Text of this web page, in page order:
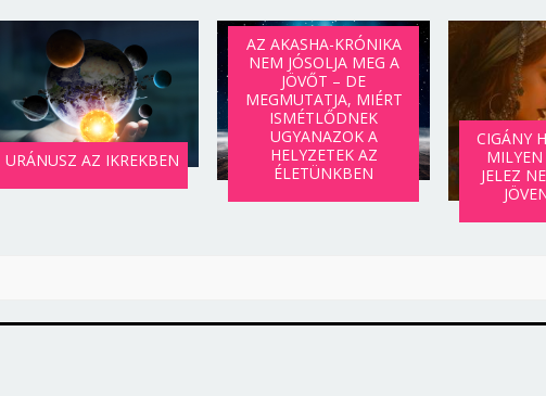
URÁNUSZ AZ IKREKBEN
AZ AKASHA-KRÓNIKA
NEM JÓSOLJA MEG A
JÖVŐT – DE
MEGMUTATJA, MIÉRT
ISMÉTLŐDNEK
UGYANAZOK A
HELYZETEK AZ
ÉLETÜNKBEN
CIGÁNY
JELEZ